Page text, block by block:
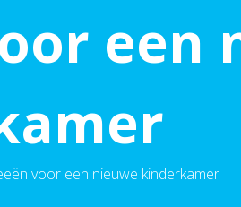
een
voor een nieuwe kinderkamer